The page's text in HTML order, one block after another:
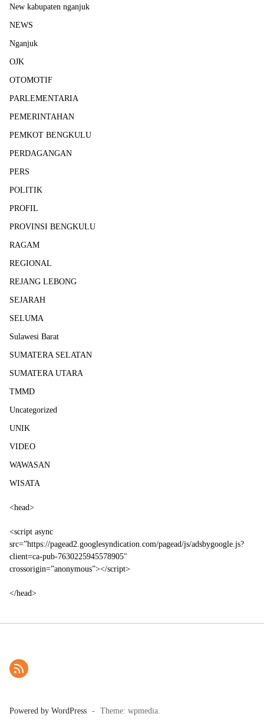
New kabupaten nganjuk
NEWS
Nganjuk
OJK
OTOMOTIF
PARLEMENTARIA
PEMERINTAHAN
PEMKOT BENGKULU
PERDAGANGAN
PERS
POLITIK
PROFIL
PROVINSI BENGKULU
RAGAM
REGIONAL
REJANG LEBONG
SEJARAH
SELUMA
Sulawesi Barat
SUMATERA SELATAN
SUMATERA UTARA
TMMD
Uncategorized
UNIK
VIDEO
WAWASAN
WISATA
<head>
<script async
src=”https://pagead2.googlesyndication.com/pagead/js/adsbygoogle.js?
client=ca-pub-7630225945578905″
crossorigin=”anonymous”></script>
</head>
Powered by WordPress - Theme: wpmedia.